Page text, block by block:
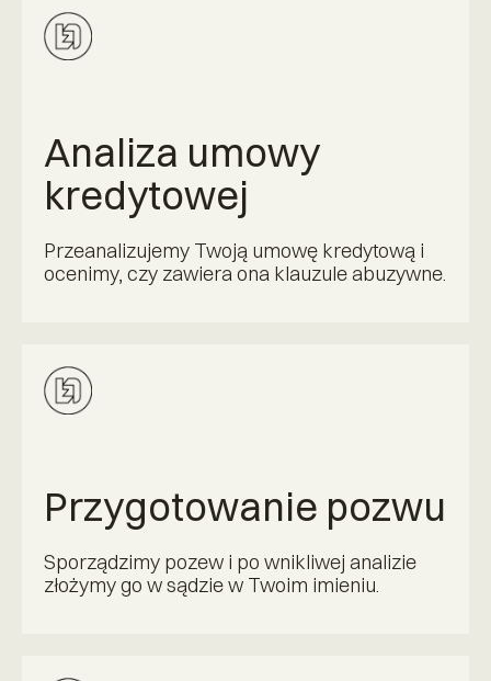
Analiza umowy
kredytowej
Przeanalizujemy Twoją umowę kredytową i
ocenimy, czy zawiera ona klauzule abuzywne.
Przygotowanie pozwu
Sporządzimy pozew i po wnikliwej analizie
złożymy go w sądzie w Twoim imieniu.